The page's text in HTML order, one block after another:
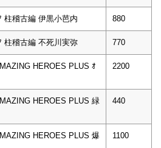
柱稽古編 伊黒小芭内 880
柱稽古編 不死川実弥 770
HEROES PLUS ｵ
2200
HEROES PLUS 緑
440
HEROES PLUS 爆
1100